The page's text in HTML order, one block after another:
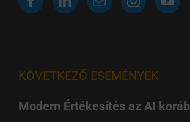
KÖVETKEZŐ ESEMÉNYEK
Modern Értékesítés az AI